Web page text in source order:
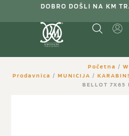
DOBRO DOŠLI NA KM
Početna /
Prodavnica / MUNICIJA /
BELLOT 7X65